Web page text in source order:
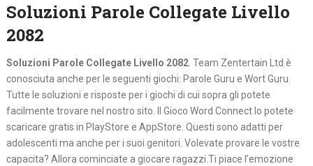
Soluzioni Parole Collegate Livello
2082
Soluzioni Parole Collegate Livello 2082. Team Zentertain Ltd è
conosciuta anche per le seguenti giochi: Parole Guru e Wort Guru.
Tutte le soluzioni e risposte per i giochi di cui sopra gli potete
facilmente trovare nel nostro sito. Il Gioco Word Connect lo potete
scaricare gratis in PlayStore e AppStore. Questi sono adatti per
adolescenti ma anche per i suoi genitori. Volevate provare le vostre
capacita? Allora cominciate a giocare ragazzi.Ti piace l’emozione